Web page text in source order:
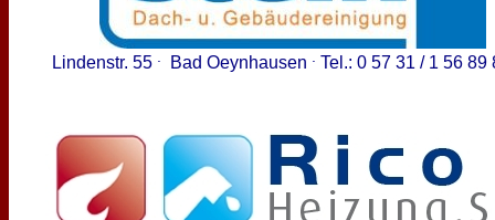
Lindenstr. 55 . Bad Oeynhausen . Tel.: 0 57 31 / 1 56 89